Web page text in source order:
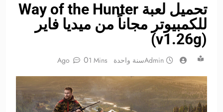
تحميل لعبة Way of the Hunter
للكمبيوتر مجاناً من ميديا فاير
(v1.26g)
Adminسنة واحدة Ago 01 Mins